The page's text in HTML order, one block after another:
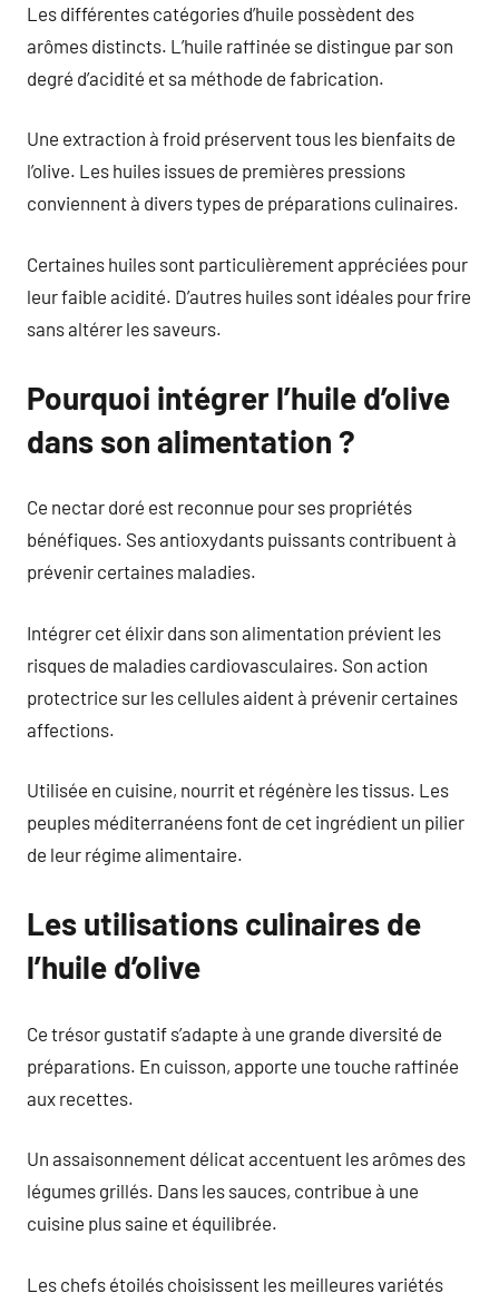
Les différentes catégories d’huile possèdent des
arômes distincts. L’huile raffinée se distingue par son
degré d’acidité et sa méthode de fabrication.
Une extraction à froid préservent tous les bienfaits de
l’olive. Les huiles issues de premières pressions
conviennent à divers types de préparations culinaires.
Certaines huiles sont particulièrement appréciées pour
leur faible acidité. D’autres huiles sont idéales pour frire
sans altérer les saveurs.
Pourquoi intégrer l’huile d’olive
dans son alimentation ?
Ce nectar doré est reconnue pour ses propriétés
bénéfiques. Ses antioxydants puissants contribuent à
prévenir certaines maladies.
Intégrer cet élixir dans son alimentation prévient les
risques de maladies cardiovasculaires. Son action
protectrice sur les cellules aident à prévenir certaines
affections.
Utilisée en cuisine, nourrit et régénère les tissus. Les
peuples méditerranéens font de cet ingrédient un pilier
de leur régime alimentaire.
Les utilisations culinaires de
l’huile d’olive
Ce trésor gustatif s’adapte à une grande diversité de
préparations. En cuisson, apporte une touche raffinée
aux recettes.
Un assaisonnement délicat accentuent les arômes des
légumes grillés. Dans les sauces, contribue à une
cuisine plus saine et équilibrée.
Les chefs étoilés choisissent les meilleures variétés